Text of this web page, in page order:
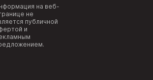
на веб-
не
публичной
и